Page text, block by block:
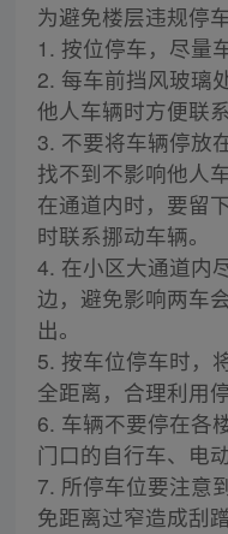
为避免楼层违规停
1. 按位停车，尽量
2. 每车前挡风玻璃
他人车辆时方便联系
3. 不要将车辆停放
找不到不影响他人
在通道内时，要留
时联系挪动车辆。
4. 在小区大通道内
边，避免影响两车
出。
5. 按车位停车时，
全距离，合理利用
6. 车辆不要停在各
门口的自行车、电
7. 所停车位要注意
免距离过窄造成刮蹭